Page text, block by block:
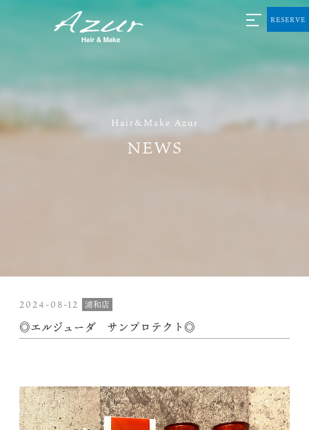
Hair&Make Azur
NEWS
RESERVE
2024-08-12 浦和店
◎エルジューダ サンプロテクト◎